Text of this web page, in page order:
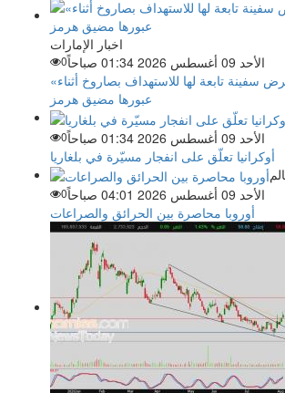
اخبار الإمارات
الأحد 09 أغسطس 2026 01:34 صباحاً
0
«أدنوك» تعلن تعرض سفينة تابعة لها للاستهداف بصاروخ أثناء
عبورها مضيق هرمز
الأحد 09 أغسطس 2026 01:34 صباحاً
0
أوكرانيا تعلّق على انفجار مسيّرة في بلغاريا
الأحد 09 أغسطس 2026 04:01 صباحاً
0
أوروبا محاصرة بين الحرائق والصراعات